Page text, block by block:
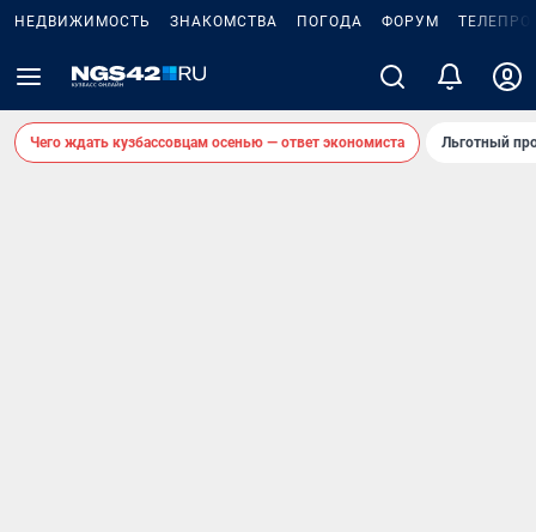
НЕДВИЖИМОСТЬ ЗНАКОМСТВА ПОГОДА ФОРУМ
Чего ждать кузбассовцам осенью — ответ экономиста Льготный